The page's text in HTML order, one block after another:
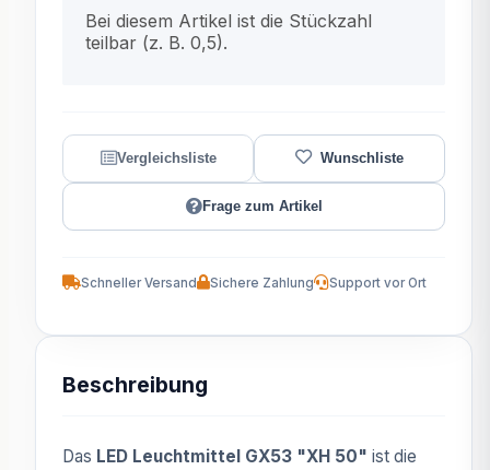
Bei diesem Artikel ist die Stückzahl
teilbar (z. B. 0,5).
Frage zum Artikel
Schneller Versand Sichere Zahlung Support vor Ort
Beschreibung
Das LED Leuchtmittel GX53 "XH 50" ist die